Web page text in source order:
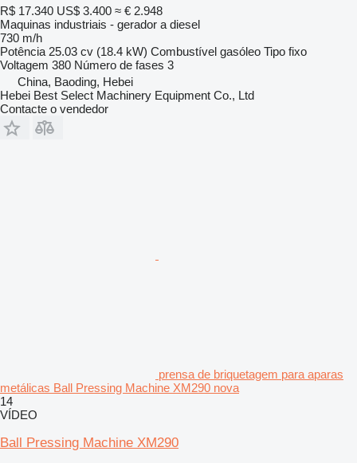
R$ 17.340 US$ 3.400 ≈ € 2.948
Maquinas industriais - gerador a diesel
730 m/h
Potência 25.03 cv (18.4 kW) Combustível gasóleo Tipo fixo
Voltagem 380 Número de fases 3
China, Baoding, Hebei
Hebei Best Select Machinery Equipment Co., Ltd
Contacte o vendedor
prensa de briquetagem para aparas
metálicas Ball Pressing Machine XM290 nova
14
VÍDEO
Ball Pressing Machine XM290